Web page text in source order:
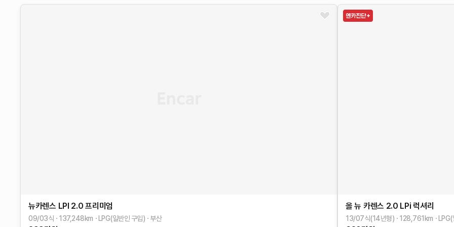
뉴카렌스 LPI 2.0 프리미엄
09/03식 137,248km LPG(일반인 구입) 부산
올 뉴 카렌스 2.0 LPi 럭셔리
13/07식(14년형) 128,761 km